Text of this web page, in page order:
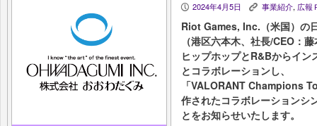
P 2024年4月5日 K 事業紹介, 広報
Riot Games, Inc.（米国）の
（港区六本木、社長/CEO：
ヒップホップとR&Bからイン
とコラボレーションし、
「VALORANT Champions
作されたコラボレーションシ
とをお知らせいたします。